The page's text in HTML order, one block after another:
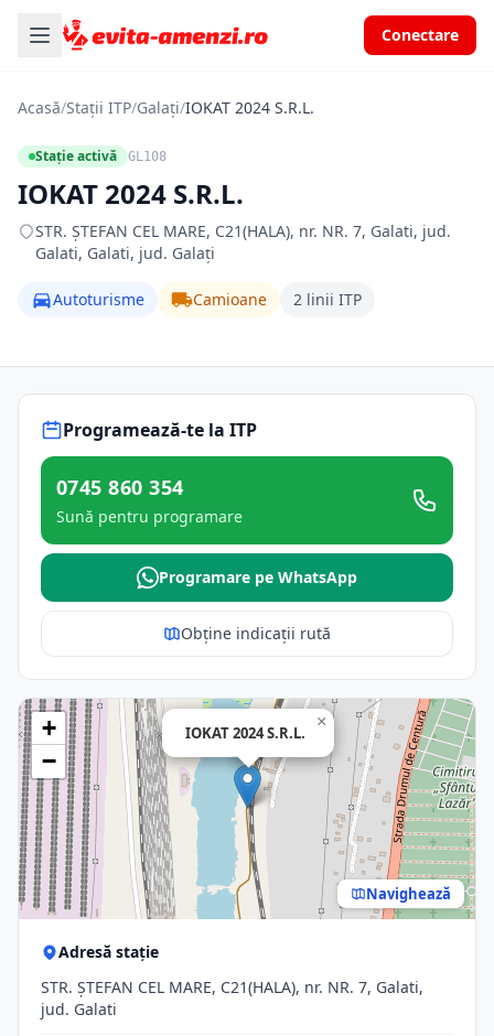
Conectare
Acasă/Stații ITP/Galați/IOKAT 2024 S.R.L.
Stație activă GL108
IOKAT 2024 S.R.L.
STR. ŞTEFAN CEL MARE, C21(HALA), nr. NR. 7, Galati, jud.
Galati, Galati, jud. Galați
Autoturisme Camioane 2 linii ITP
Programează-te la ITP
0745 860 354
Sună pentru programare
Programare pe WhatsApp
Obține indicații rută
IOKAT 2024 S.R.L.
×
+
−
Navighează
Adresă stație
STR. ŞTEFAN CEL MARE, C21(HALA), nr. NR. 7, Galati,
jud. Galati